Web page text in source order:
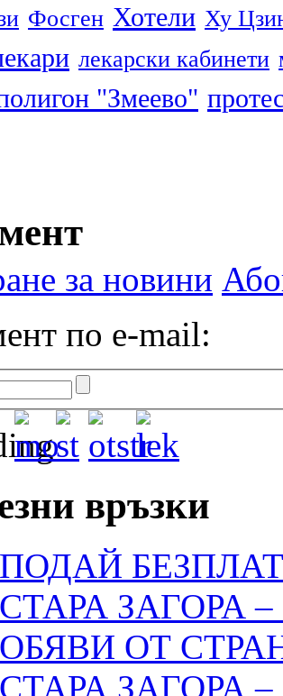
Фосген Хотели Ху
лекарски кабинети
"Змеево"
за новини
по e-mail:
връзки
ПОДАЙ
СТАРА ЗАГОРА
ОТ
ЗАГОРА